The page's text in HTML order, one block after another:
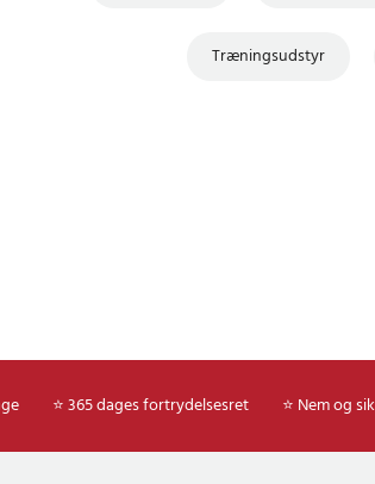
Træningsudstyr
⭐ 365 dages fortrydelsesret ⭐ Nem og